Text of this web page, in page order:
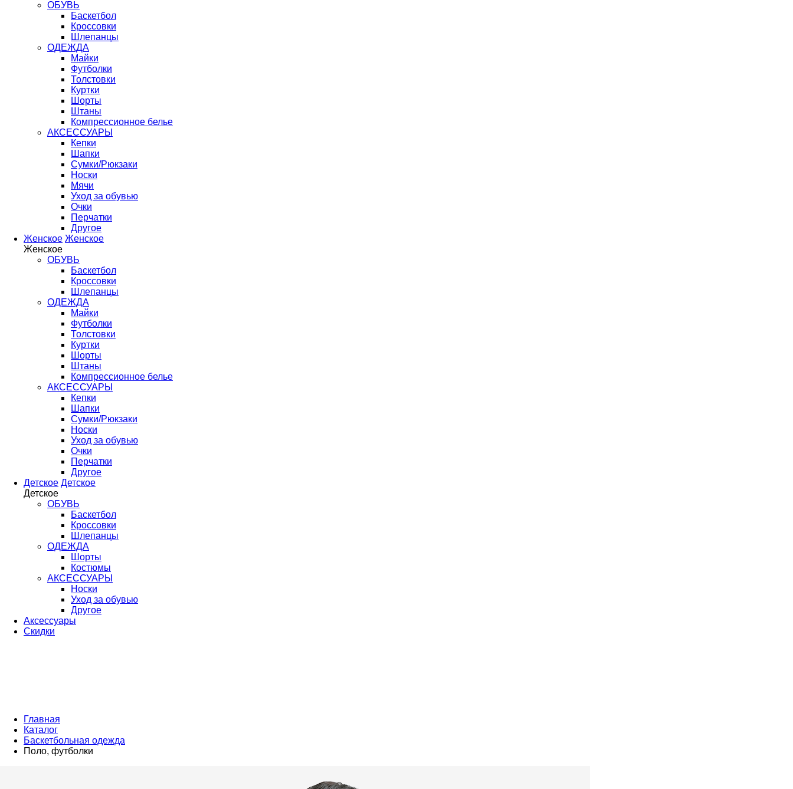
ОБУВЬ
Баскетбол
Кроссовки
Шлепанцы
ОДЕЖДА
Майки
Футболки
Толстовки
Куртки
Шорты
Штаны
Компрессионное белье
АКСЕССУАРЫ
Кепки
Шапки
Сумки/Рюкзаки
Носки
Мячи
Уход за обувью
Очки
Перчатки
Другое
Женское Женское
Женское
ОБУВЬ
Баскетбол
Кроссовки
Шлепанцы
ОДЕЖДА
Майки
Футболки
Толстовки
Куртки
Шорты
Штаны
Компрессионное белье
АКСЕССУАРЫ
Кепки
Шапки
Сумки/Рюкзаки
Носки
Уход за обувью
Очки
Перчатки
Другое
Детское Детское
Детское
ОБУВЬ
Баскетбол
Кроссовки
Шлепанцы
ОДЕЖДА
Шорты
Костюмы
АКСЕССУАРЫ
Носки
Уход за обувью
Другое
Аксессуары
Скидки
Главная
Каталог
Баскетбольная одежда
Поло, футболки